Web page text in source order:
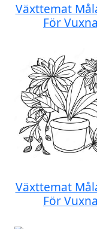
Växttemat
För Vuxna
Växttemat
För Vuxna